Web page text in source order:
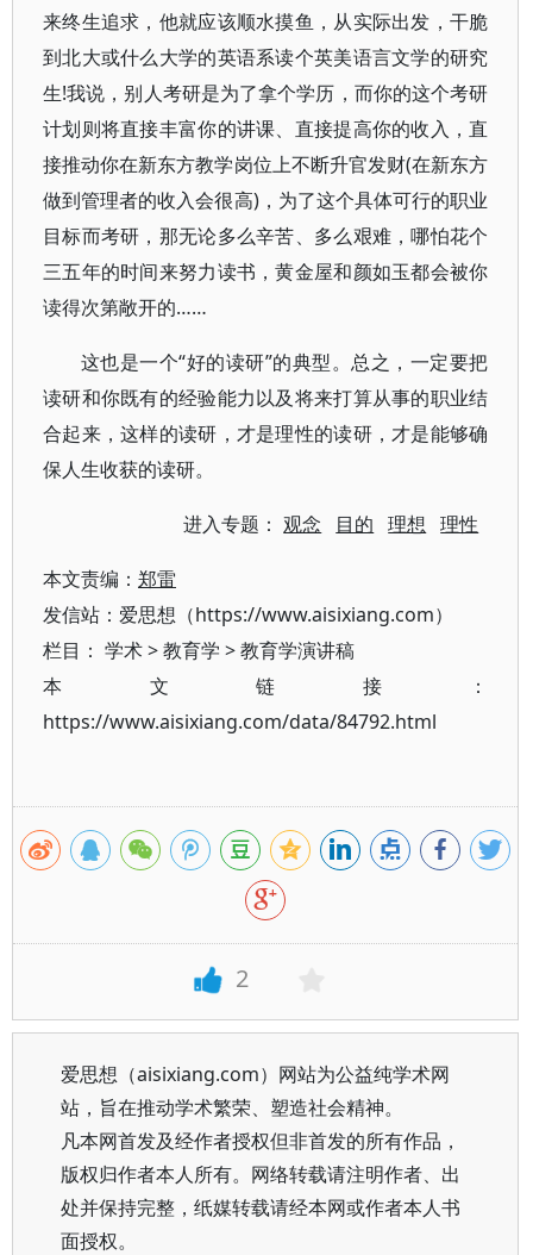
来终生追求，他就应该顺水摸鱼，从实际出发，干脆
到北大或什么大学的英语系读个英美语言文学的研究
生!我说，别人考研是为了拿个学历，而你的这个考研
计划则将直接丰富你的讲课、直接提高你的收入，直
接推动你在新东方教学岗位上不断升官发财(在新东方
做到管理者的收入会很高)，为了这个具体可行的职业
目标而考研，那无论多么辛苦、多么艰难，哪怕花个
三五年的时间来努力读书，黄金屋和颜如玉都会被你
读得次第敞开的……
这也是一个“好的读研”的典型。总之，一定要把
读研和你既有的经验能力以及将来打算从事的职业结
合起来，这样的读研，才是理性的读研，才是能够确
保人生收获的读研。
进入专题：观念 目的 理想 理性
本文责编： 郑雷
发信站：爱思想（https://www.aisixiang.com）
栏目： 学术>教育学 >教育学演讲稿
本文链接：
https://www.aisixiang.com/data/84792.html
2
爱思想（aisixiang.com）网站为公益纯学术网
站，旨在推动学术繁荣、塑造社会精神。
凡本网首发及经作者授权但非首发的所有作品，
版权归作者本人所有。网络转载请注明作者、出
处并保持完整，纸媒转载请经本网或作者本人书
面授权。